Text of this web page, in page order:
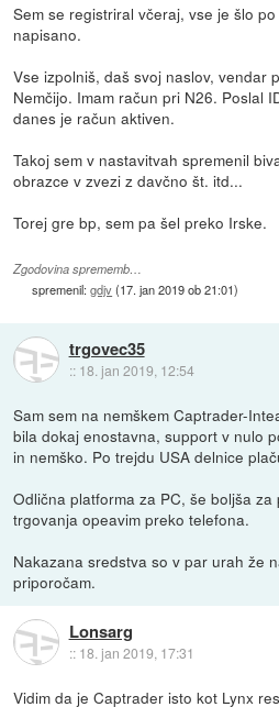
Sem se registriral včeraj, vse je šlo
napisano.
Vse izpolniš, daš svoj naslov, vendar
Nemčijo. Imam račun pri N26. Poslal
danes je račun aktiven.
Takoj sem v nastavitvah spremenil
obrazce v zvezi z davčno št. itd...
Torej gre bp, sem pa šel preko Irske.
Zgodovina sprememb…
spremenil:gdjv(17. jan 2019 ob 21:01)
trgovec35
:: 18. jan 2019, 12:54
Sam sem na nemškem Captrader-
bila dokaj enostavna, support v nulo
in nemško. Po trejdu USA delnice
Odlična platforma za PC, še boljša
trgovanja opeavim preko telefona.
Nakazana sredstva so v par urah že
priporočam.
Lonsarg
:: 18. jan 2019, 17:31
Vidim da je Captrader isto kot Lynx